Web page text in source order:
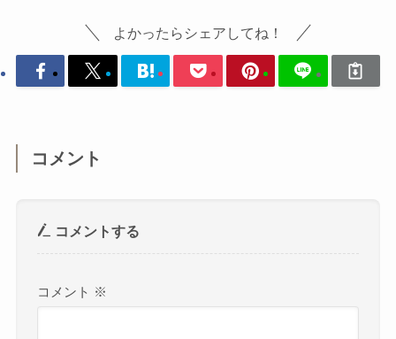
よかったらシェアしてね！
コメント
コメントする
コメント ※